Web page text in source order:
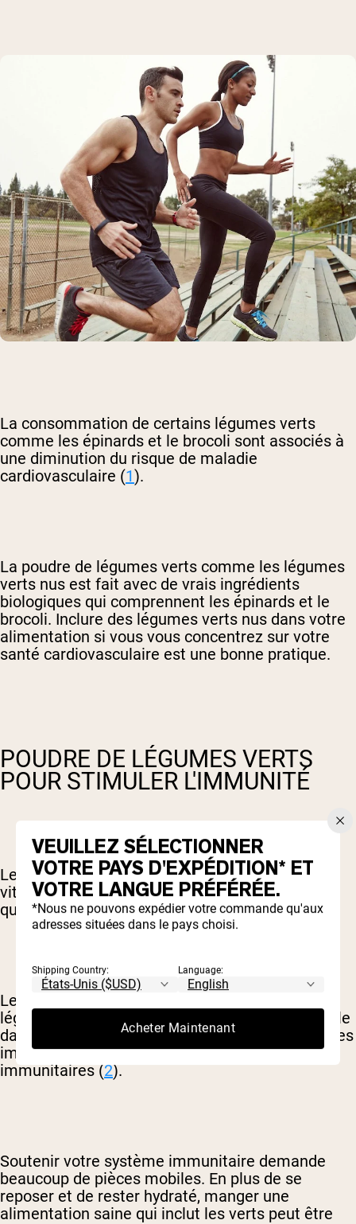
La consommation de certains légumes verts
comme les épinards et le brocoli sont associés à
une diminution du risque de maladie
cardiovasculaire (1).
La poudre de légumes verts comme les légumes
verts nus est fait avec de vrais ingrédients
biologiques qui comprennent les épinards et le
brocoli. Inclure des légumes verts nus dans votre
alimentation si vous vous concentrez sur votre
santé cardiovasculaire est une bonne pratique.
POUDRE DE LÉGUMES VERTS
POUR STIMULER L'IMMUNITÉ
Les verts sont une source bien connue de
vitamines, de minéraux et d'autres composants
qui soutiennent un système immunitaire sain.
Les données suggèrent également que les
légumes verts peuvent littéralement jouer un rôle
dans la signalisation chimique dans nos systèmes
immunitaires et stimuler nos défenses
immunitaires (2).
Soutenir votre système immunitaire demande
beaucoup de pièces mobiles. En plus de se
reposer et de rester hydraté, manger une
alimentation saine qui inclut les verts peut être
VEUILLEZ SÉLECTIONNER
VOTRE PAYS D'EXPÉDITION* ET
VOTRE LANGUE PRÉFÉRÉE.
*Nous ne pouvons expédier votre commande qu'aux
adresses situées dans le pays choisi.
Shipping Country: Language:
Acheter Maintenant